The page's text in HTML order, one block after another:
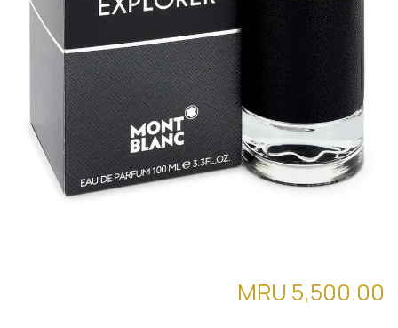
5,500.00